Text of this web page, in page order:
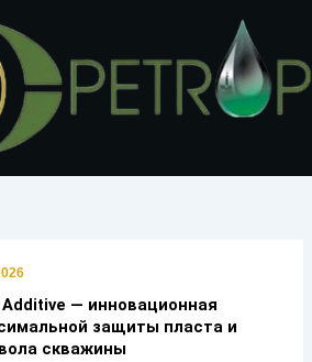
Additive — инновационная
защиты пласта и
скважины